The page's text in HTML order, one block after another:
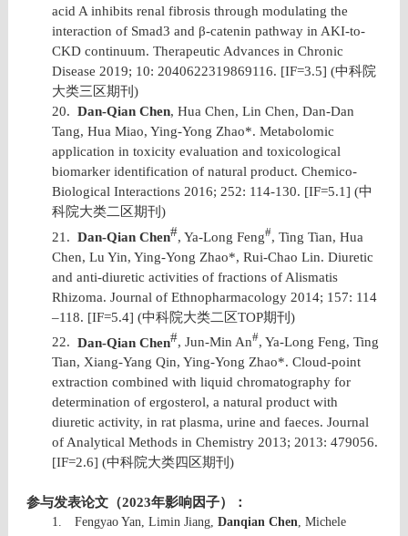
acid A inhibits renal fibrosis through modulating the
interaction of Smad3 and β-catenin pathway in AKI-to-
CKD continuum. Therapeutic Advances in Chronic
Disease 2019; 10: 2040622319869116. [IF=3.5] (中科院
大类三区期刊 )
20. Dan-Qian Chen, Hua Chen, Lin Chen, Dan-Dan
Tang, Hua Miao, Ying-Yong Zhao*. Metabolomic
application in toxicity evaluation and toxicological
biomarker identification of natural product. Chemico-
Biological Interactions 2016; 252: 114-130. [IF=5.1] (中
科院大类二区期刊 )
21. Dan-Qian Chen#, Ya-Long Feng#, Ting Tian, Hua
Chen, Lu Yin, Ying-Yong Zhao*, Rui-Chao Lin. Diuretic
and anti-diuretic activities of fractions of Alismatis
Rhizoma. Journal of Ethnopharmacology 2014; 157: 114
–118. [IF=5.4] (中科院大类二区TOP期刊 )
22. Dan-Qian Chen#, Jun-Min An#, Ya-Long Feng, Ting
Tian, Xiang-Yang Qin, Ying-Yong Zhao*. Cloud-point
extraction combined with liquid chromatography for
determination of ergosterol, a natural product with
diuretic activity, in rat plasma, urine and faeces. Journal
of Analytical Methods in Chemistry 2013; 2013: 479056.
[IF=2.6] (中科院大类四区期刊 )
参与发表论文（2023年影响因子）：
1. Fengyao Yan, Limin Jiang, Danqian Chen, Michele